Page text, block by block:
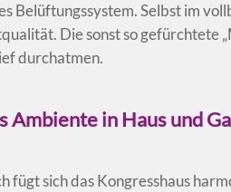
Belüftungssystem. Selbst im
Die sonst so gefürchtete
durchatmen.
Ambiente in Haus und
fügt sich das Kongresshaus